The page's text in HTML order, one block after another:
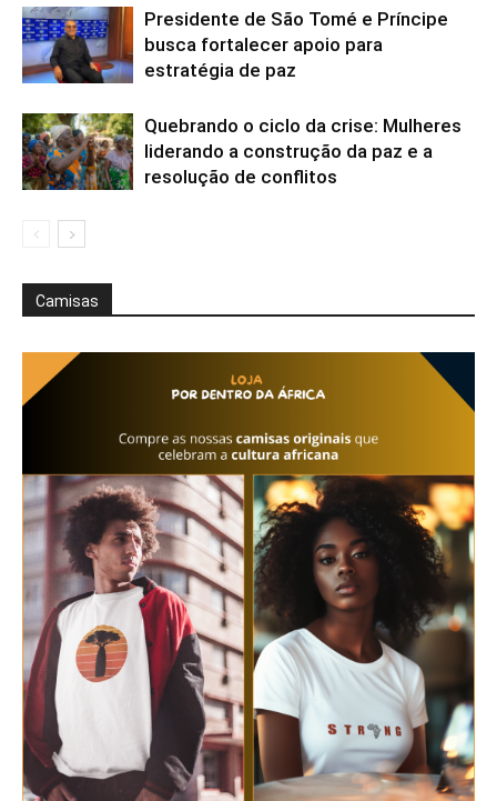
Presidente de São Tomé e Príncipe
busca fortalecer apoio para
estratégia de paz
Quebrando o ciclo da crise: Mulheres
liderando a construção da paz e a
resolução de conflitos
Camisas